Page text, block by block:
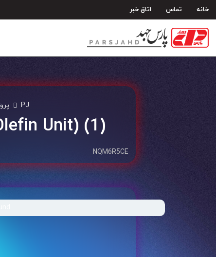
پرش
محتوا
خانه تماس اتاق خبر
PJ
Unit) (1)
NQM6R5CE